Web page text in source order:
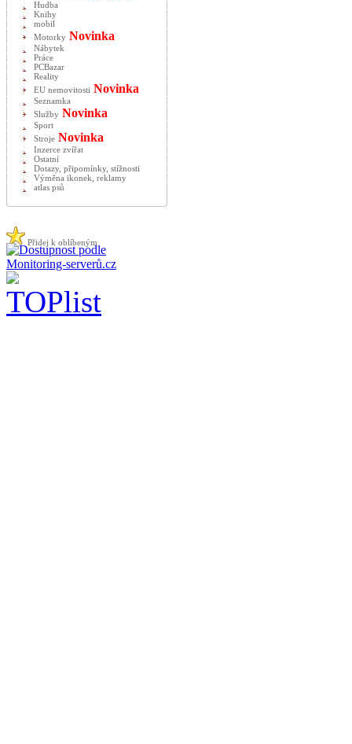
Hudba
Knihy
mobil
Motorky Novinka
Nábytek
Práce
PCBazar
Reality
EU nemovitosti Novinka
Seznamka
Služby Novinka
Sport
Stroje Novinka
Inzerce zvířat
Ostatní
Dotazy, připomínky, stížnosti
Výměna ikonek, reklamy
atlas psů
Přidej k oblíbeným